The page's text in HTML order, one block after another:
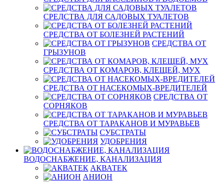
СРЕДСТВА ДЛЯ САДОВЫХ ТУАЛЕТОВ
СРЕДСТВА ОТ БОЛЕЗНЕЙ РАСТЕНИЙ
СРЕДСТВА ОТ
ГРЫЗУНОВ
СРЕДСТВА ОТ КОМАРОВ, КЛЕЩЕЙ, МУХ
СРЕДСТВА ОТ НАСЕКОМЫХ-ВРЕДИТЕЛЕЙ
СРЕДСТВА ОТ
СОРНЯКОВ
СРЕДСТВА ОТ ТАРАКАНОВ И МУРАВЬЕВ
СУБСТРАТЫ
УДОБРЕНИЯ
ВОДОСНАБЖЕНИЕ, КАНАЛИЗАЦИЯ
АКВАТЕК
АНИОН